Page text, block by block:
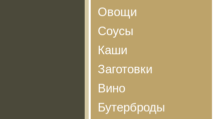
Овощи
Соусы
Каши
Заготовки
Вино
Бутерброды